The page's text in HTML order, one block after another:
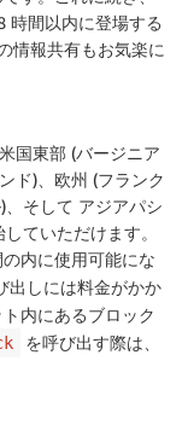
時間以内に登場する
情報共有もお気楽に
米国東部 (バージニア
ド)
欧州 (フランク
、そして アジアパシ
ていただけます。
内に使用可能にな
出しには料金がかか
内にあるブロック
を呼び出す際は、